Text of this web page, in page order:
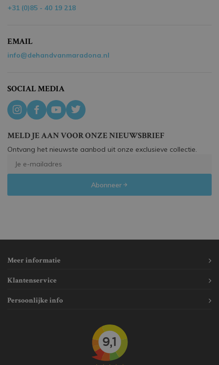
+31 (0)85 - 40 19 218
EMAIL
info@dehandvanmaradona.nl
SOCIAL MEDIA
MELD JE AAN VOOR ONZE NIEUWSBRIEF
Ontvang het nieuwste aanbod uit onze exclusieve collectie.
Abonneer
Meer informatie
Klantenservice
Persoonlijke info